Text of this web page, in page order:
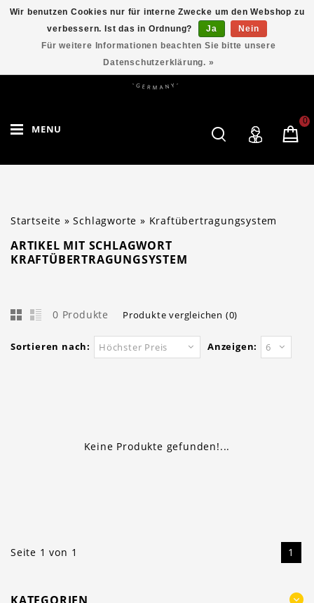
MENU
0
Startseite »Schlagworte » Kraftübertragungsystem
ARTIKEL MIT SCHLAGWORT
KRAFTÜBERTRAGUNGSYSTEM
0 Produkte Produkte vergleichen (0)
Sortieren nach: Höchster Preis Anzeigen: 6
Keine Produkte gefunden!...
Seite 1 von 1 1
Wir benutzen Cookies nur für interne Zwecke um den Webshop zu
verbessern. Ist das in Ordnung?
Ja
Nein
Für weitere Informationen beachten Sie bitte unsere
Datenschutzerklärung. »